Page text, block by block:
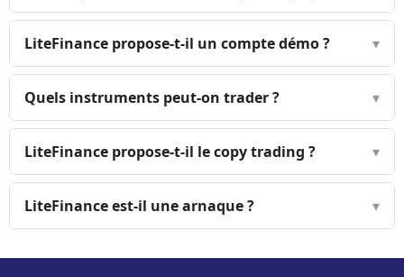
LiteFinance propose-t-il un compte démo ? ▾
Quels instruments peut-on trader ? ▾
LiteFinance propose-t-il le copy trading ? ▾
LiteFinance est-il une arnaque ? ▾